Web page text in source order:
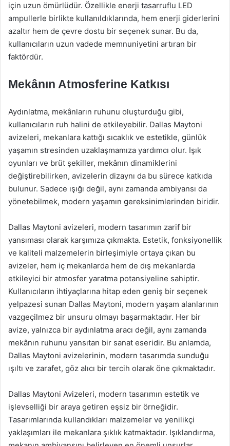
için uzun ömürlüdür. Özellikle enerji tasarruflu LED
ampullerle birlikte kullanıldıklarında, hem enerji giderlerini
azaltır hem de çevre dostu bir seçenek sunar. Bu da,
kullanıcıların uzun vadede memnuniyetini artıran bir
faktördür.
Mekânın Atmosferine Katkısı
Aydınlatma, mekânların ruhunu oluşturduğu gibi,
kullanıcıların ruh halini de etkileyebilir. Dallas Maytoni
avizeleri, mekanlara kattığı sıcaklık ve estetikle, günlük
yaşamın stresinden uzaklaşmamıza yardımcı olur. Işık
oyunları ve brüt şekiller, mekânın dinamiklerini
değiştirebilirken, avizelerin dizaynı da bu sürece katkıda
bulunur. Sadece ışığı değil, aynı zamanda ambiyansı da
yönetebilmek, modern yaşamın gereksinimlerinden biridir.
Dallas Maytoni avizeleri, modern tasarımın zarif bir
yansıması olarak karşımıza çıkmakta. Estetik, fonksiyonellik
ve kaliteli malzemelerin birleşimiyle ortaya çıkan bu
avizeler, hem iç mekanlarda hem de dış mekanlarda
etkileyici bir atmosfer yaratma potansiyeline sahiptir.
Kullanıcıların ihtiyaçlarına hitap eden geniş bir seçenek
yelpazesi sunan Dallas Maytoni, modern yaşam alanlarının
vazgeçilmez bir unsuru olmayı başarmaktadır. Her bir
avize, yalnızca bir aydınlatma aracı değil, aynı zamanda
mekânın ruhunu yansıtan bir sanat eseridir. Bu anlamda,
Dallas Maytoni avizelerinin, modern tasarımda sunduğu
ışıltı ve zarafet, göz alıcı bir tercih olarak öne çıkmaktadır.
Dallas Maytoni Avizeleri, modern tasarımın estetik ve
işlevselliği bir araya getiren eşsiz bir örneğidir.
Tasarımlarında kullandıkları malzemeler ve yenilikçi
yaklaşımları ile mekanlara şıklık katmaktadır. Işıklandırma,